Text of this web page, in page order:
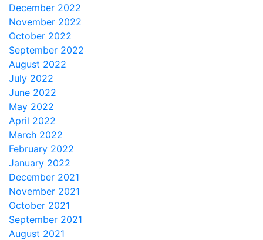
December 2022
November 2022
October 2022
September 2022
August 2022
July 2022
June 2022
May 2022
April 2022
March 2022
February 2022
January 2022
December 2021
November 2021
October 2021
September 2021
August 2021